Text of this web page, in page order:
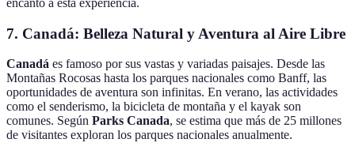
encanto a esta experiencia.
7. Canadá: Belleza Natural y Aventura al Aire Libre
Canadá es famoso por sus vastas y variadas paisajes. Desde las
Montañas Rocosas hasta los parques nacionales como Banff, las
oportunidades de aventura son infinitas. En verano, las actividades
como el senderismo, la bicicleta de montaña y el kayak son
comunes. Según Parks Canada, se estima que más de 25 millones
de visitantes exploran los parques nacionales anualmente.